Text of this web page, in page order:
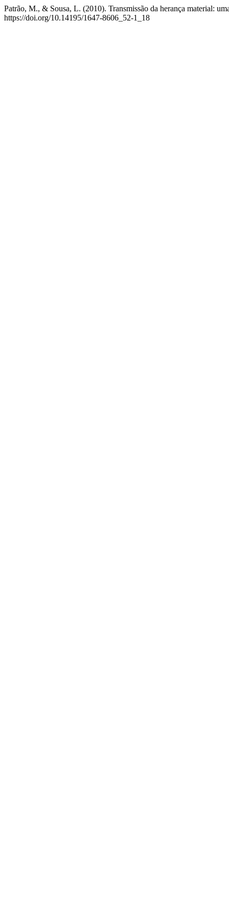
Patrão, M., & Sousa, L. (2010). Transmissão da herança material:
https://doi.org/10.14195/1647-8606_52-1_18